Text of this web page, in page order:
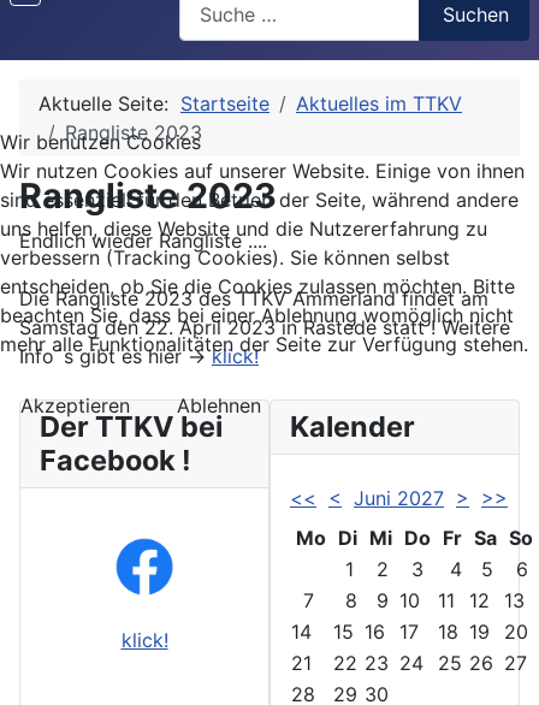
Suchen
Aktuelle Seite: Startseite
Aktuelles im TTKV
Rangliste 2023
Rangliste 2023
Endlich wieder Rangliste ....
Die Rangliste 2023 des TTKV Ammerland findet am
Samstag den 22. April 2023 in Rastede statt ! Weitere
Info´s gibt es hier ->klick!
Der TTKV bei
Facebook !
klick!
Kalender
<< < Juni 2027 >
>>
Mo Di Mi Do Fr Sa So
1
2 3 4 5
6
7
8 9 10 11 12
13
14
15 16 17 18 19
20
21
22 23 24 25 26 27
28
29 30
Wir benutzen Cookies
Wir nutzen Cookies auf unserer Website. Einige von ihnen
sind essenziell für den Betrieb der Seite, während andere
uns helfen, diese Website und die Nutzererfahrung zu
verbessern (Tracking Cookies). Sie können selbst
entscheiden, ob Sie die Cookies zulassen möchten. Bitte
beachten Sie, dass bei einer Ablehnung womöglich nicht
mehr alle Funktionalitäten der Seite zur Verfügung stehen.
Akzeptieren Ablehnen